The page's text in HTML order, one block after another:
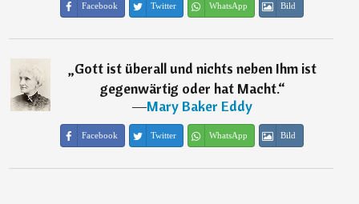
Facebook Twitter WhatsApp Bild
„Gott ist überall und nichts neben Ihm ist
gegenwärtig oder hat Macht.“
―Mary Baker Eddy
Facebook Twitter WhatsApp Bild